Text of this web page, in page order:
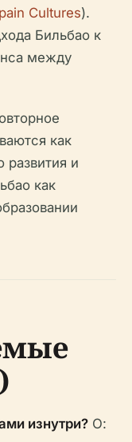
Cultures).
Бильбао к
между
как
развития и
как
изнутри? О: